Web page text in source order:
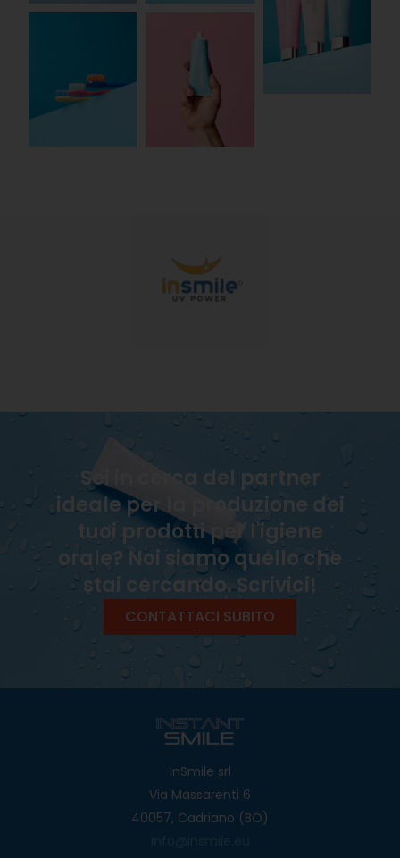
Sei in cerca del partner
ideale per la produzione dei
tuoi prodotti per l'igiene
orale? Noi siamo quello che
stai cercando. Scrivici!
CONTATTACI SUBITO
InSmile srl
Via Massarenti 6
40057, Cadriano (BO)